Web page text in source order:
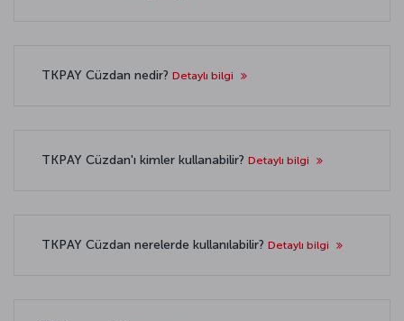
TKPAY Cüzdan nedir? Detaylı bilgi
TKPAY Cüzdan'ı kimler kullanabilir? Detaylı bilgi
TKPAY Cüzdan nerelerde kullanılabilir? Detaylı bilgi